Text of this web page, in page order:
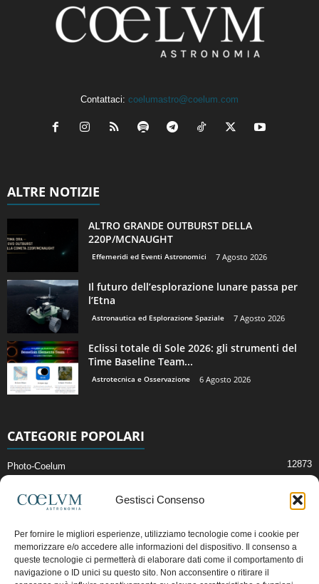
Gestisci Consenso
Per fornire le migliori esperienze, utilizziamo tecnologie come i cookie per
memorizzare e/o accedere alle informazioni del dispositivo. Il consenso a
queste tecnologie ci permetterà di elaborare dati come il comportamento di
navigazione o ID unici su questo sito. Non acconsentire o ritirare il
Contattaci: coelumastro@coelum.com
ALTRE NOTIZIE
ALTRO GRANDE OUTBURST DELLA
220P/MCNAUGHT
Effemeridi ed Eventi Astronomici 7 Agosto 2026
Il futuro dell’esplorazione lunare passa per
l’Etna
Astronautica ed Esplorazione Spaziale 7 Agosto 2026
Eclissi totale di Sole 2026: gli strumenti del
Time Baseline Team...
Astrotecnica e Osservazione 6 Agosto 2026
CATEGORIE POPOLARI
Photo-Coelum 12873
News di Astronomia 2411
Cielo del Mese
Astronomia, Astrofisica e Cosmologia
Articoli e Risorse On-Line